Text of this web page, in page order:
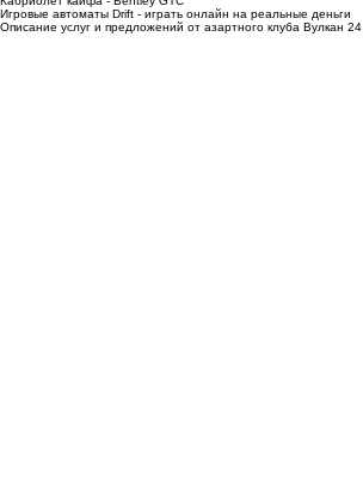
Игровые автоматы Drift - играть онлайн на реальные деньги
Описание услуг и предложений от азартного клуба Вулкан 24